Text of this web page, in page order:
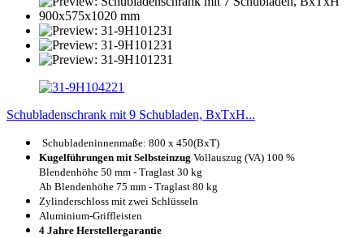
Schubladenschrank mit 9 Schubladen, BxTxH...
Schubladeninnenmaße: 800 x 450(BxT)
Kugelführungen mit Selbsteinzug Vollauszug (VA) 100 %
Blendenhöhe 50 mm - Traglast 30 kg
Ab Blendenhöhe 75 mm - Traglast 80 kg
Zylinderschloss mit zwei Schlüsseln
Aluminium-Griffleisten
4 Jahre Herstellergarantie